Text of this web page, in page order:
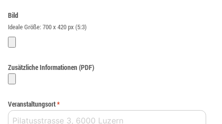
Bild
Ideale Größe: 700 x 420 px (5:3)
Zusätzliche Informationen (PDF)
Veranstaltungsort*